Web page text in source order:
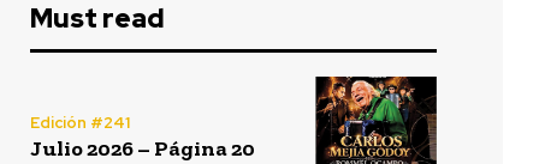
Must read
Edición #241
Julio 2026 – Página 20